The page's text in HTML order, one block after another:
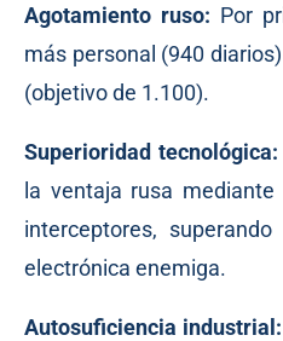
Agotamiento ruso: Por
más personal (940
(objetivo de 1.100).
Superioridad tecnológica:
la ventaja rusa
interceptores,
electrónica enemiga.
Autosuficiencia industrial: